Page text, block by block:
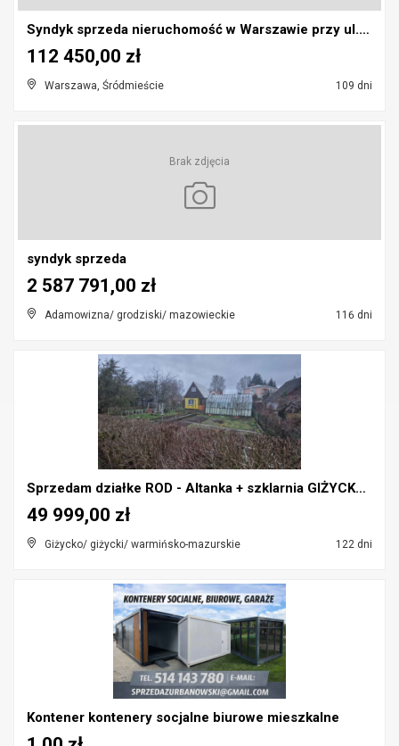
Syndyk sprzeda nieruchomość w Warszawie przy ul. G...
Warszawa, Śródmieście 109 dni
112 450,00 zł
Brak zdjęcia
syndyk sprzeda
Adamowizna/ grodziski/ mazowieckie 116 dni
2 587 791,00 zł
Sprzedam działke ROD - Altanka + szklarnia GIŻYCKO...
Giżycko/ giżycki/ warmińsko-mazurskie 122 dni
49 999,00 zł
Kontener kontenery socjalne biurowe mieszkalne